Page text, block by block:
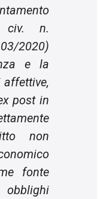
civ. n.
2020)
e la
post in
non
fonte